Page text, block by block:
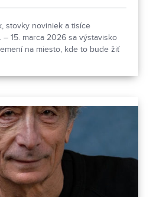
stovky noviniek a tisíce
– 15. marca 2026 sa výstavisko
na miesto, kde to bude žiť